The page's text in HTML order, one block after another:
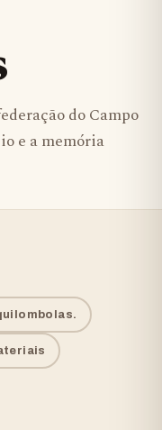
do Campo
e a memória